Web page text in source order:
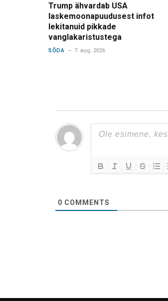
Trump ähvardab USA
laskemoonapuudusest infot
lekitanuid pikkade
vanglakaristustega
SÕDA 7. aug. 2026
0 COMMENTS